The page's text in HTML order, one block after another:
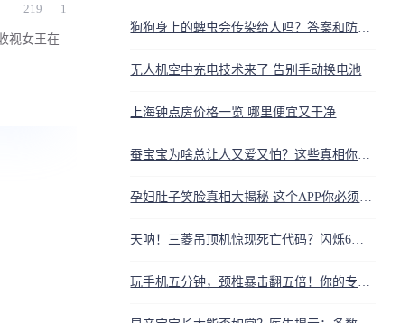
219 1
视女王在
狗狗身上的蜱虫会传染给人吗？答案和防护方法都在这
无人机空中充电技术来了 告别手动换电池
上海钟点房价格一览 哪里便宜又干净
蚕宝宝为啥总让人又爱又怕？这些真相你得知道
孕妇肚子笑脸真相大揭秘 这个APP你必须知道
天呐！三菱吊顶机惊现死亡代码？闪烁6次不是小事，看懂它省下上万维修费
玩手机五分钟，颈椎暴击翻五倍！你的专注力正被它偷偷撕碎